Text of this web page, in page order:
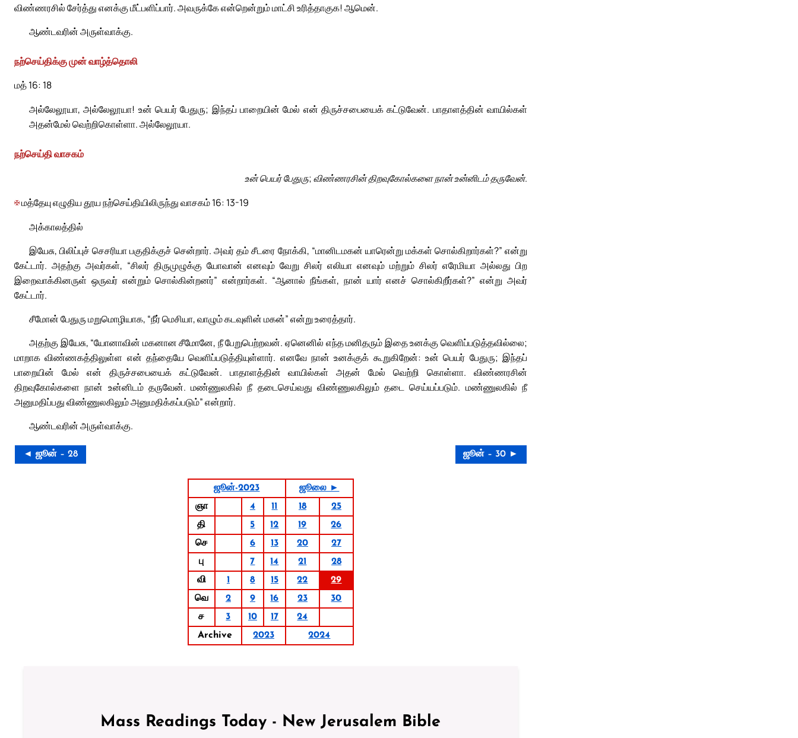
விண்ணரசில் சேர்த்து எனக்கு மீட்பளிப்பார். அவருக்கே என்றென்றும் மாட்சி உரித்தாகுக! ஆமென்.
ஆண்டவரின் அருள்வாக்கு.
நற்செய்திக்கு முன் வாழ்த்தொலி
மத் 16: 18
அல்லேலூயா, அல்லேலூயா! உன் பெயர் பேதுரு; இந்தப் பாறையின் மேல் என் திருச்சபையைக் கட்டுவேன். பாதாளத்தின் வாயில்கள்
அதன்மேல் வெற்றிகொள்ளா. அல்லேலூயா.
நற்செய்தி வாசகம்
உன் பெயர் பேதுரு; விண்ணரசின் திறவுகோல்களை நான் உன்னிடம் தருவேன்.
✠மத்தேயு எழுதிய தூய நற்செய்தியிலிருந்து வாசகம் 16: 13-19
அக்காலத்தில்
இயேசு, பிலிப்புச் செசரியா பகுதிக்குச் சென்றார். அவர் தம் சீடரை நோக்கி, “மானிடமகன் யாரென்று மக்கள் சொல்கிறார்கள்?” என்று
கேட்டார். அதற்கு அவர்கள், “சிலர் திருமுழுக்கு யோவான் எனவும் வேறு சிலர் எலியா எனவும் மற்றும் சிலர் எரேமியா அல்லது பிற
இறைவாக்கினருள் ஒருவர் என்றும் சொல்கின்றனர்” என்றார்கள். “ஆனால் நீங்கள், நான் யார் எனச் சொல்கிறீர்கள்?” என்று அவர்
கேட்டார்.
சீமோன் பேதுரு மறுமொழியாக, “நீர் மெசியா, வாழும் கடவுளின் மகன்” என்று உரைத்தார்.
அதற்கு இயேசு, “யோனாவின் மகனான சீமோனே, நீ பேறுபெற்றவன். ஏனெனில் எந்த மனிதரும் இதை உனக்கு வெளிப்படுத்தவில்லை;
மாறாக விண்ணகத்திலுள்ள என் தந்தையே வெளிப்படுத்தியுள்ளார். எனவே நான் உனக்குக் கூறுகிறேன்: உன் பெயர் பேதுரு; இந்தப்
பாறையின் மேல் என் திருச்சபையைக் கட்டுவேன். பாதாளத்தின் வாயில்கள் அதன் மேல் வெற்றி கொள்ளா. விண்ணரசின்
திறவுகோல்களை நான் உன்னிடம் தருவேன். மண்ணுலகில் நீ தடைசெய்வது விண்ணுலகிலும் தடை செய்யப்படும். மண்ணுலகில் நீ
அனுமதிப்பது விண்ணுலகிலும் அனுமதிக்கப்படும்” என்றார்.
ஆண்டவரின் அருள்வாக்கு.
◄ ஜூன் – 28 ஜூன் – 30 ►
ஜூன்-2023
ஜூலை ►
ஞா
4 11 18
25
தி
5 12 19
26
செ
6 13 20
27
பு
7 14 21
28
வி
1 8 15 22
29
வெ
2 9 16 23
30
ச
3 10 17
24
Archive
2023 2024
Mass Readings Today - New Jerusalem Bible